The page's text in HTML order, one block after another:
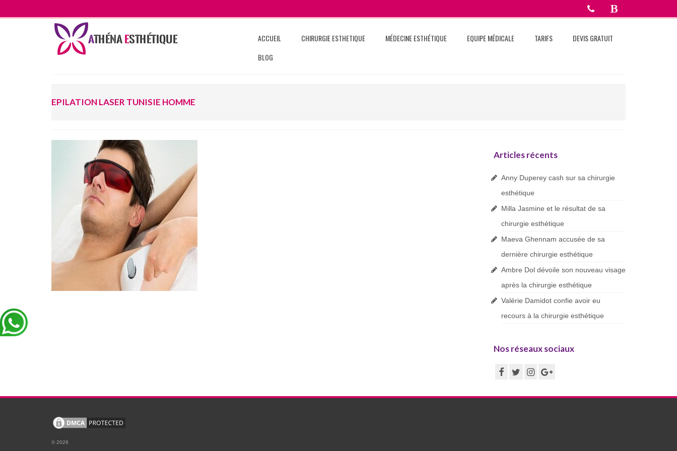
ACCUEIL CHIRURGIE ESTHETIQUE MÉDECINE ESTHÉTIQUE EQUIPE MÉDICALE TARIFS
DEVIS GRATUIT
BLOG
EPILATION LASER TUNISIE HOMME
Articles récents
Anny Duperey cash sur sa chirurgie
esthétique
Milla Jasmine et le résultat de sa
chirurgie esthétique
Maeva Ghennam accusée de sa
dernière chirurgie esthétique
Ambre Dol dévoile son nouveau visage
après la chirurgie esthétique
Valérie Damidot confie avoir eu
recours à la chirurgie esthétique
Nos réseaux sociaux
© 2026